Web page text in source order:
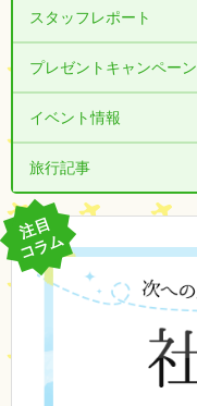
スタッフレポート
プレゼントキャンペーン
イベント情報
旅行記事
注目
コラム